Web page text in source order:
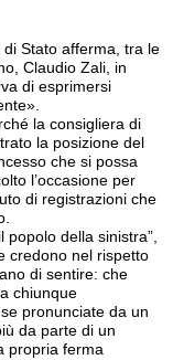
Stato afferma, tra le
Claudio Zali, in
di esprimersi
la consigliera di
la posizione del
che si possa
l’occasione per
di registrazioni che
popolo della sinistra”,
credono nel rispetto
di sentire: che
chiunque
pronunciate da un
da parte di un
propria ferma